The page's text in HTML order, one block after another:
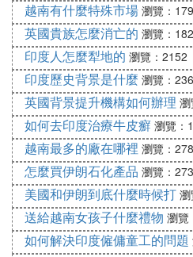
語言：大城市英語通用，小
安全：整體治安較好，但需
背）。
網路：購買本地SIM卡（約
如果需要更具體的行程規劃
和偏好，幫你細化方案！
越南有什麼特殊市場 瀏覽：
英國貴族怎麼消亡的 瀏覽：
印度人怎麼犁地的 瀏覽：2152
印度歷史背景是什麼 瀏覽：
英國背景提升機構如何辦理
如何去印度治療牛皮癬 瀏覽：
越南最多的廠在哪裡 瀏覽：
怎麼買伊朗石化產品 瀏覽：
美國和伊朗到底什麼時候打
送給越南女孩子什麼禮物 瀏覽
如何解決印度僱傭童工的問題